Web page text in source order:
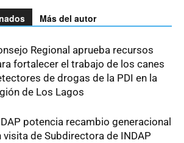
Más del autor
Regional aprueba recursos
fortalecer el trabajo de los canes
de drogas de la PDI en la
de Los Lagos
potencia recambio generacional
visita de Subdirectora de INDAP